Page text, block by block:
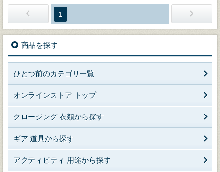
1
商品を探す
ひとつ前のカテゴリ一覧
オンラインストア トップ
クロージング 衣類から探す
ギア 道具から探す
アクティビティ 用途から探す